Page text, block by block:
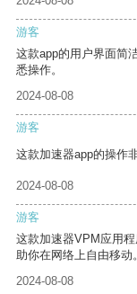
游客
这款app的用户界面简
悉操作。
2024-08-08
游客
这款加速器app的操作
2024-08-08
游客
这款加速器VPM应用
助你在网络上自由移动。
2024-08-08